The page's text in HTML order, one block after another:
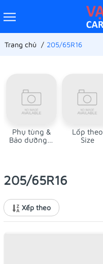
Trang chủ 205/65R16
Phụ tùng &
Bảo dưỡng ô
Lốp theo
Size
205/65R16
Xếp theo